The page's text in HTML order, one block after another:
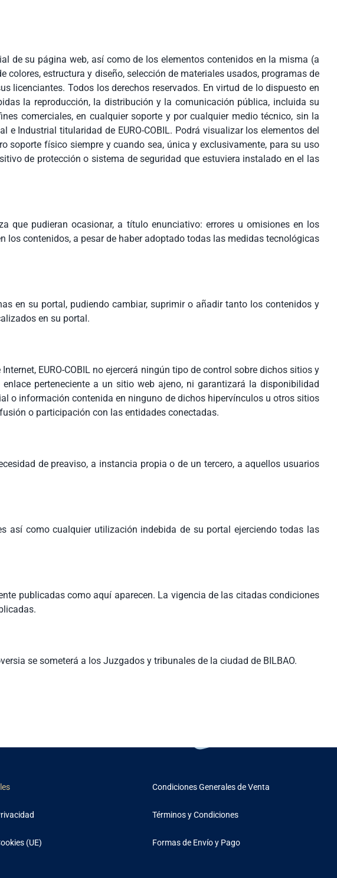
de su página web, así como de los elementos contenidos en la misma (a
estructura y diseño, selección de materiales usados, programas de
licenciantes. Todos los derechos reservados. En virtud de lo dispuesto en
la reproducción, la distribución y la comunicación pública, incluida su
comerciales, en cualquier soporte y por cualquier medio técnico, sin la
e Industrial titularidad de EURO-COBIL. Podrá visualizar los elementos del
soporte físico siempre y cuando sea, única y exclusivamente, para su uso
de protección o sistema de seguridad que estuviera instalado en el las
que pudieran ocasionar, a título enunciativo: errores u omisiones en los
contenidos, a pesar de haber adoptado todas las medidas tecnológicas
en su portal, pudiendo cambiar, suprimir o añadir tanto los contenidos y
en su portal.
EURO-COBIL no ejercerá ningún tipo de control sobre dichos sitios y
perteneciente a un sitio web ajeno, ni garantizará la disponibilidad
o información contenida en ninguno de dichos hipervínculos u otros sitios
o participación con las entidades conectadas.
de preaviso, a instancia propia o de un tercero, a aquellos usuarios
así como cualquier utilización indebida de su portal ejerciendo todas las
publicadas como aquí aparecen. La vigencia de las citadas condiciones
se someterá a los Juzgados y tribunales de la ciudad de BILBAO.
(UE)
Condiciones Generales de Venta
Términos y Condiciones
Formas de Envío y Pago